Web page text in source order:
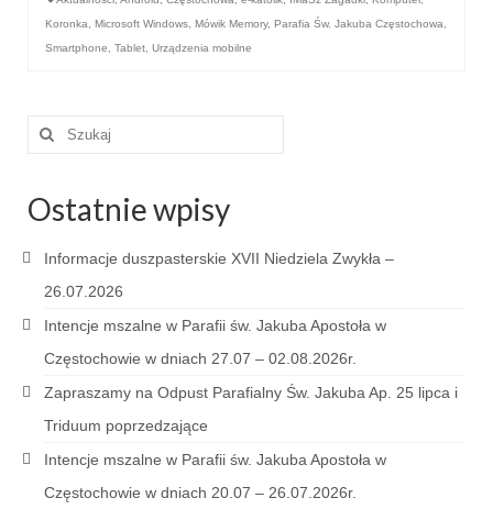
Sakramenty
Sakrament eucharystii
Sakrament bierzmowania
Sakrament pojednania
Sakrament małżeństwa
Sakrament kapłaństwa
Sakrament namaszczenia chorych
Galeria
Galerie 2026
Koronka, Microsoft Windows, Mówik Memory, Parafia Św. Jakuba Częstochowa,
Smartphone, Tablet, Urządzenia mobilne
Szuklaj
Ostatnie wpisy
Informacje duszpasterskie XVII Niedziela Zwykła –
26.07.2026
Intencje mszalne w Parafii św. Jakuba Apostoła w
Częstochowie w dniach 27.07 – 02.08.2026r.
Zapraszamy na Odpust Parafialny Św. Jakuba Ap. 25 lipca i
Triduum poprzedzające
Intencje mszalne w Parafii św. Jakuba Apostoła w
Częstochowie w dniach 20.07 – 26.07.2026r.